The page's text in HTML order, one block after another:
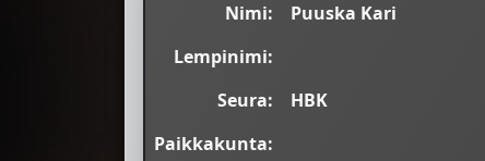
Nimi:
Puuska Kari
Lempinimi:
Seura:
HBK
Paikkakunta: